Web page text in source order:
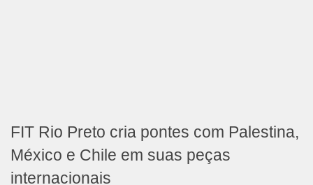
FIT Rio Preto cria pontes com Palestina,
México e Chile em suas peças
internacionais